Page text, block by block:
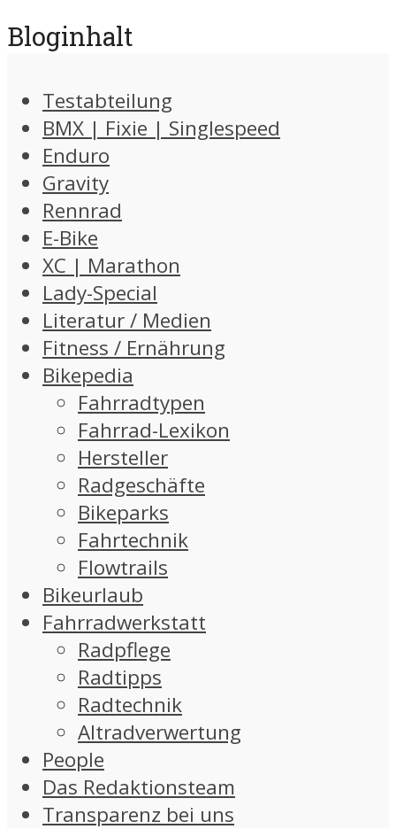
Bloginhalt
Testabteilung
BMX | Fixie | Singlespeed
Enduro
Gravity
Rennrad
E-Bike
XC | Marathon
Lady-Special
Literatur / Medien
Fitness / Ernährung
Bikepedia
Fahrradtypen
Fahrrad-Lexikon
Hersteller
Radgeschäfte
Bikeparks
Fahrtechnik
Flowtrails
Bikeurlaub
Fahrradwerkstatt
Radpflege
Radtipps
Radtechnik
Altradverwertung
People
Das Redaktionsteam
Transparenz bei uns